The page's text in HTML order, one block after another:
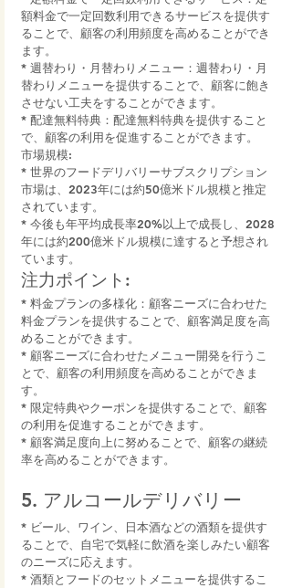
額料金で一定回数利用できるサービスを提供す
ることで、顧客の利用頻度を高めることができ
ます。
* 週替わり・月替わりメニュー：週替わり・月
替わりメニューを提供することで、顧客に飽き
させない工夫をすることができます。
* 配達無料特典：配達無料特典を提供すること
で、顧客の利用を促進することができます。
市場規模:
* 世界のフードデリバリーサブスクリプション
市場は、2023年には約50億米ドル規模と推定
されています。
* 今後も年平均成長率20%以上で成長し、2028
年には約200億米ドル規模に達すると予想され
ています。
注力ポイント:
* 料金プランの多様化：顧客ニーズに合わせた
料金プランを提供することで、顧客満足度を高
めることができます。
* 顧客ニーズに合わせたメニュー開発を行うこ
とで、顧客の利用頻度を高めることができま
す。
* 限定特典やクーポンを提供することで、顧客
の利用を促進することができます。
* 顧客満足度向上に努めることで、顧客の継続
率を高めることができます。
5. アルコールデリバリー
* ビール、ワイン、日本酒などの酒類を提供す
ることで、自宅で気軽に飲酒を楽しみたい顧客
のニーズに応えます。
* 酒類とフードのセットメニューを提供するこ